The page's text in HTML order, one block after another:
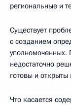
региональные и
Существует
с созданием
уполномоченных.
недостаточно
готовы и открыты
Что касается